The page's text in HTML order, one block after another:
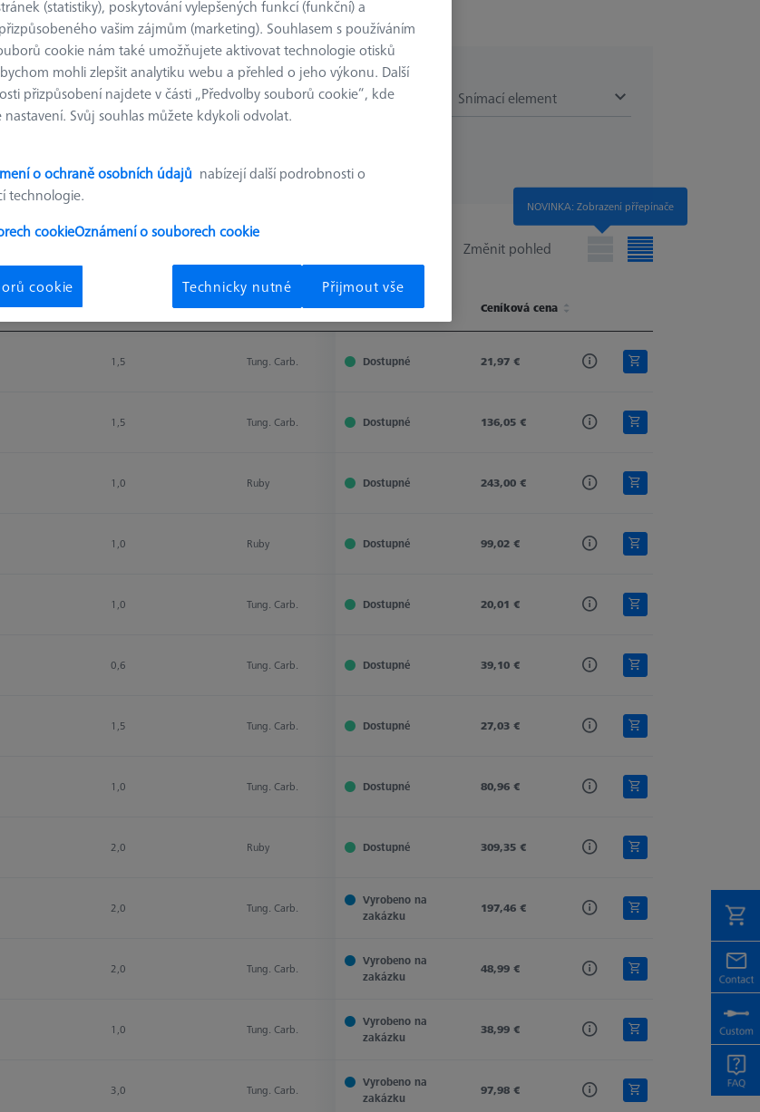
Mat. sním.elementu (TMAT) Mat. Dříku (SMAT) Snímací element
Změnit pohled
Length Ø Shaft (DS) materiál snímače Shaft Material Stylus Tip
Dostupnost Ceníková cena
1,5 Tung. Carb. Tung. Carb. Cylinder
Dostupné 21,97 €
1,5 Tung. Carb. Tung. Carb. Spherical Cylinder
Dostupné 136,05 €
1,0 Ruby Tung. Carb. Spherical Cylinder
Dostupné 243,00 €
1,0 Ruby Tung. Carb. Spherical Cylinder
Dostupné 99,02 €
1,0 Tung. Carb. Tung. Carb. Cylinder
Dostupné 20,01 €
0,6 Tung. Carb. Tung. Carb. Cylinder
Dostupné 39,10 €
1,5 Tung. Carb. Tung. Carb. Cylinder
Dostupné 27,03 €
1,0 Tung. Carb. Tung. Carb. Cylinder
Dostupné 80,96 €
2,0 Ruby Ceramic Cylinder
Dostupné 309,35 €
2,0 Tung. Carb. Tung. Carb. Spherical Cylinder
Vyrobeno na
zakázku
197,46 €
2,0 Tung. Carb. Tung. Carb. Cylinder
Vyrobeno na
zakázku
48,99 €
1,0 Tung. Carb. Tung. Carb. Cylinder
Vyrobeno na
zakázku
38,99 €
3,0 Tung. Carb. Tung. Carb. Cylinder
Vyrobeno na
zakázku
97,98 €
NOVINKA: Zobrazení přřepínače
(statistiky), poskytování vylepšených funkcí (funkční) a
vašim zájmům (marketing). Souhlasem s používáním
cookie nám také umožňujete aktivovat technologie otisků
mohli zlepšit analytiku webu a přehled o jeho výkonu. Další
přizpůsobení najdete v části „Předvolby souborů cookie“, kde
nastavení. Svůj souhlas můžete kdykoli odvolat.
o ochraně osobních údajů nabízejí další podrobnosti o
technologie.
cookieOznámení o souborech cookie
cookie Technicky nutné Přijmout vše